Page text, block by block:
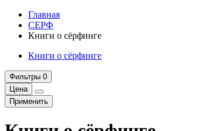
Главная
СЕРФ
Книги о сёрфинге
Книги о сёрфинге
Фильтры 0
Цена
Применить